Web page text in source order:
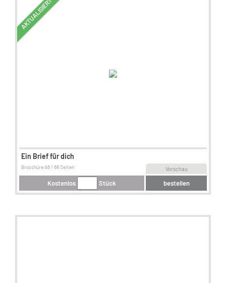
AKTUALISIERT
Ein Brief für dich
Vorschau
Broschüre A6 / 68 Seiten
Kostenlos Stück bestellen